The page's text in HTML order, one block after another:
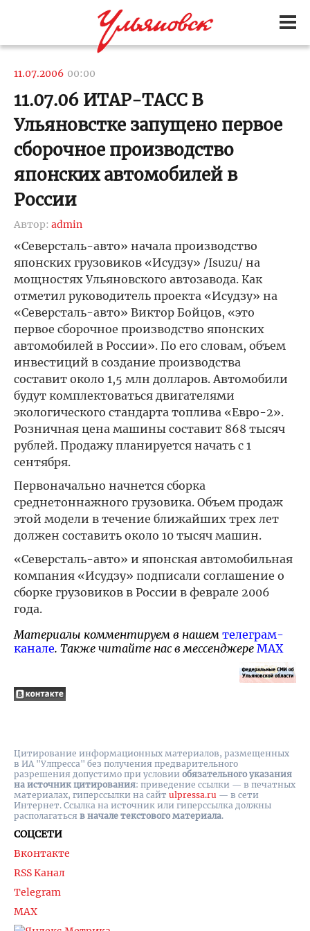
11.07.2006 00:00
11.07.06 ИТАР-ТАСС В
Ульяновстке запущено первое
сборочное производство
японских автомобилей в
России
Автор: admin
«Северсталь-авто» начала производство
японских грузовиков «Исудзу» /Isuzu/ на
мощностях Ульяновского автозавода. Как
отметил руководитель проекта «Исудзу» на
«Северсталь-авто» Виктор Бойцов, «это
первое сборочное производство японских
автомобилей в России». По его словам, объем
инвестиций в создание производства
составит около 1,5 млн долларов. Автомобили
будут комплектоваться двигателями
экологического стандарта топлива «Евро-2».
Розничная цена машины составит 868 тысяч
рублей. Продажу планируется начать с 1
сентября.
Первоначально начнется сборка
среднетоннажного грузовика. Объем продаж
этой модели в течение ближайших трех лет
должен составить около 10 тысяч машин.
«Северсталь-авто» и японская автомобильная
компания «Исудзу» подписали соглашение о
сборке грузовиков в России в феврале 2006
года.
Материалы комментируем в нашем телеграм-
канале. Также читайте нас в мессенджере MAX
СОЦСЕТИ
Вконтакте
RSS Канал
Telegram
MAX
Цитирование информационных материалов, размещенных
в ИА "Улпресса" без получения предварительного
разрешения допустимо при условии обязательного указания
на источник цитирования: приведение ссылки — в печатных
материалах, гиперссылки на cайт ulpressa.ru — в сети
Интернет. Ссылка на источник или гиперссылка должны
располагаться в начале текстового материала.